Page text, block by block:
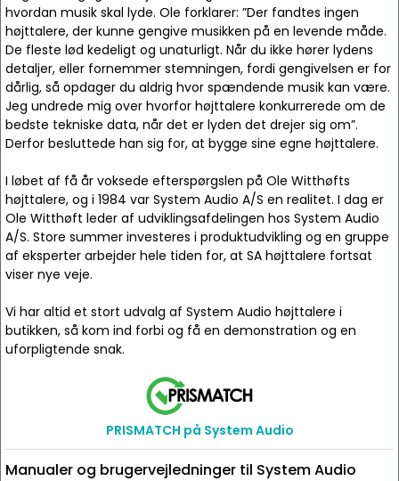
hvordan musik skal lyde. Ole forklarer: ”Der fandtes ingen
højttalere, der kunne gengive musikken på en levende måde.
De fleste lød kedeligt og unaturligt. Når du ikke hører lydens
detaljer, eller fornemmer stemningen, fordi gengivelsen er for
dårlig, så opdager du aldrig hvor spændende musik kan være.
Jeg undrede mig over hvorfor højttalere konkurrerede om de
bedste tekniske data, når det er lyden det drejer sig om”.
Derfor besluttede han sig for, at bygge sine egne højttalere.
I løbet af få år voksede efterspørgslen på Ole Witthøfts
højttalere, og i 1984 var System Audio A/S en realitet. I dag er
Ole Witthøft leder af udviklingsafdelingen hos System Audio
A/S. Store summer investeres i produktudvikling og en gruppe
af eksperter arbejder hele tiden for, at SA højttalere fortsat
viser nye veje.
Vi har altid et stort udvalg af System Audio højttalere i
butikken, så kom ind forbi og få en demonstration og en
uforpligtende snak.
PRISMATCH på System Audio
Manualer og brugervejledninger til System Audio